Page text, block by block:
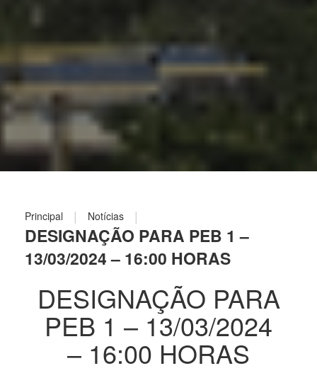
Principal | Notícias |
DESIGNAÇÃO PARA PEB 1 –
13/03/2024 – 16:00 HORAS
DESIGNAÇÃO PARA
PEB 1 – 13/03/2024
– 16:00 HORAS